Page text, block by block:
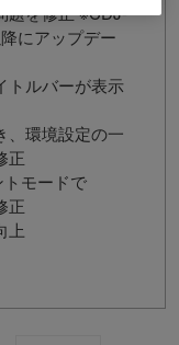
題を修正 ※CDJ-
にアップデー
トルバーが表示
、環境設定の一
正
モードで
正
上